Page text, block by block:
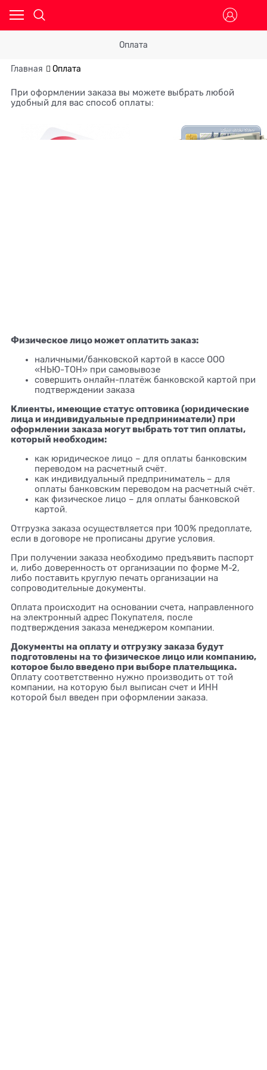
Оплата
Главная Оплата
При оформлении заказа вы можете выбрать любой
удобный для вас способ оплаты:
Физическое лицо может оплатить заказ:
наличными/банковской картой в кассе ООО
«НЬЮ-ТОН» при самовывозе
совершить онлайн-платёж банковской картой при
подтверждении заказа
Клиенты, имеющие статус оптовика (юридические
лица и индивидуальные предприниматели) при
оформлении заказа могут выбрать тот тип оплаты,
который необходим:
как юридическое лицо – для оплаты банковским
переводом на расчетный счёт.
как индивидуальный предприниматель – для
оплаты банковским переводом на расчетный счёт.
как физическое лицо – для оплаты банковской
картой.
Отгрузка заказа осуществляется при 100% предоплате,
если в договоре не прописаны другие условия.
При получении заказа необходимо предъявить паспорт
и, либо доверенность от организации по форме М-2,
либо поставить круглую печать организации на
сопроводительные документы.
Оплата происходит на основании счета, направленного
на электронный адрес Покупателя, после
подтверждения заказа менеджером компании.
Документы на оплату и отгрузку заказа будут
подготовлены на то физическое лицо или компанию,
которое было введено при выборе плательщика.
Оплату соответственно нужно производить от той
компании, на которую был выписан счет и ИНН
которой был введен при оформлении заказа.